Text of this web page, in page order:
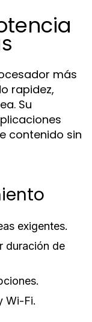
más
rapidez,
Su
contenido sin
exigentes.
duración de
Wi-Fi.